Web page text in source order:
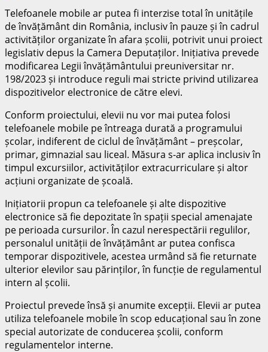
Telefoanele mobile ar putea fi interzise total în unitățile
de învățământ din România, inclusiv în pauze și în cadrul
activităților organizate în afara școlii, potrivit unui proiect
legislativ depus la Camera Deputaților. Inițiativa prevede
modificarea Legii învățământului preuniversitar nr.
198/2023 și introduce reguli mai stricte privind utilizarea
dispozitivelor electronice de către elevi.
Conform proiectului, elevii nu vor mai putea folosi
telefoanele mobile pe întreaga durată a programului
școlar, indiferent de ciclul de învățământ – preșcolar,
primar, gimnazial sau liceal. Măsura s-ar aplica inclusiv în
timpul excursiilor, activităților extracurriculare și altor
acțiuni organizate de școală.
Inițiatorii propun ca telefoanele și alte dispozitive
electronice să fie depozitate în spații special amenajate
pe perioada cursurilor. În cazul nerespectării regulilor,
personalul unității de învățământ ar putea confisca
temporar dispozitivele, acestea urmând să fie returnate
ulterior elevilor sau părinților, în funcție de regulamentul
intern al școlii.
Proiectul prevede însă și anumite excepții. Elevii ar putea
utiliza telefoanele mobile în scop educațional sau în zone
special autorizate de conducerea școlii, conform
regulamentelor interne.